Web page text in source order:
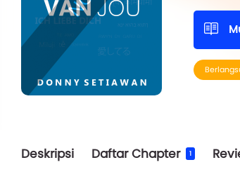
Deskripsi Daftar Chapter 1